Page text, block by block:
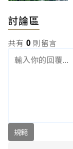
討論區
共有 0 則留言
規範